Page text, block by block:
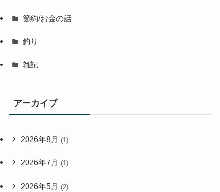
節約/お金の話
釣り
雑記
アーカイブ
2026年8月 (1)
2026年7月 (1)
2026年5月 (2)